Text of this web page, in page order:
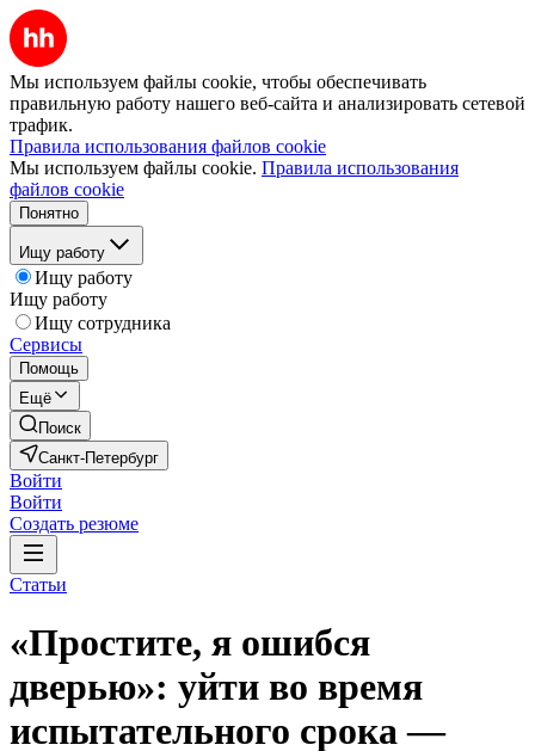
Мы используем файлы cookie, чтобы обеспечивать
правильную работу нашего веб-сайта и анализировать сетевой
трафик.
Правила использования файлов cookie
Мы используем файлы cookie. Правила использования
файлов cookie
Понятно
Ищу работу
Ищу работу
Ищу работу
Ищу сотрудника
Сервисы
Помощь
Ещё
Поиск
Санкт-Петербург
Войти
Войти
Создать резюме
Статьи
«Простите, я ошибся
дверью»: уйти во время
испытательного срока —